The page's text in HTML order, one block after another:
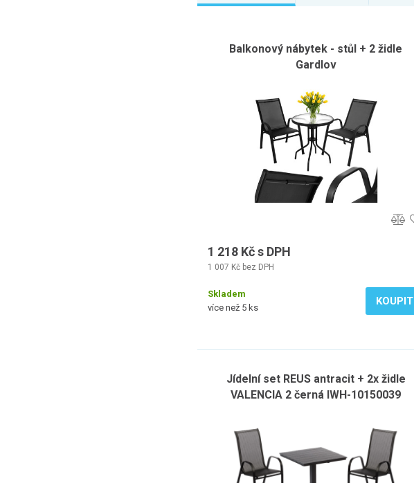
Balkonový nábytek - stůl + 2 židle
Gardlov
1 218 Kč s DPH
1 007 Kč bez DPH
Skladem
více než 5 ks
KOUPIT
Jídelní set REUS antracit + 2x židle
VALENCIA 2 černá IWH-10150039